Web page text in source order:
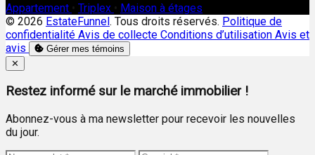
Appartement
Triplex
Maison à étages
© 2026 EstateFunnel. Tous droits réservés. Politique de
confidentialité Avis de collecte Conditions d’utilisation Avis et
avis
Gérer mes témoins
Close
✕
Restez informé sur le marché immobilier !
Abonnez-vous à ma newsletter pour recevoir les nouvelles
du jour.